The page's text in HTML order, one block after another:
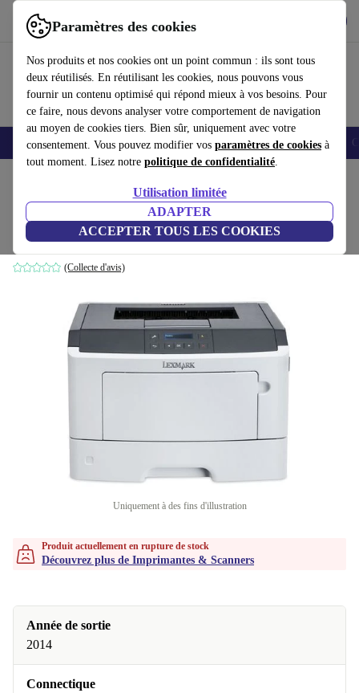
Paramètres des cookies
Nos produits et nos cookies ont un point commun : ils sont tous
deux réutilisés. En réutilisant les cookies, nous pouvons vous
fournir un contenu optimisé qui répond mieux à vos besoins. Pour
ce faire, nous devons analyser votre comportement de navigation
au moyen de cookies tiers. Bien sûr, uniquement avec votre
consentement. Vous pouvez modifier vos paramètres de cookies à
tout moment. Lisez notre politique de confidentialité.
Utilisation limitée
ADAPTER
ACCEPTER TOUS LES COOKIES
Utilisez refurbed rapidement et facilement
Smartphones Laptops Tablettes Montres connectées Accessoires
Lexmark MS312dn
Gris
(Collecte d'avis)
Uniquement à des fins d'illustration
Produit actuellement en rupture de stock
Découvrez plus de Imprimantes & Scanners
Année de sortie
2014
Connectique